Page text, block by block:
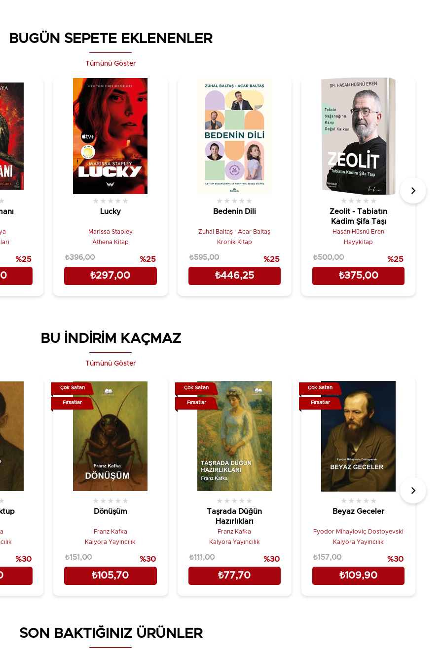
BUGÜN SEPETE EKLENENLER
%25
Lucky
★ ★ ★ ★ ★
Marissa Stapley
Athena Kitap
₺297,00
₺396,00 %25
Bedenin Dili
★ ★ ★ ★ ★
Zuhal Baltaş - Acar Baltaş
Kronik Kitap
₺446,25
₺595,00 %25
Zeolit - Tabiatın
Kadim Şifa Taşı
★ ★ ★ ★ ★
Hasan Hüsnü Eren
Hayykitap
₺375,00
₺500,00 %25
Tümünü Göster
BU İNDİRİM KAÇMAZ
%30
Dönüşüm
★ ★ ★ ★ ★
Franz Kafka
Kalyora Yayıncılık
₺105,70
₺151,00 %30
Çok Satan
Fırsatlar
Taşrada Düğün
Hazırlıkları
★ ★ ★ ★ ★
Franz Kafka
Kalyora Yayıncılık
₺77,70
₺111,00 %30
Çok Satan
Fırsatlar
Beyaz Geceler
★ ★ ★ ★ ★
Fyodor Mihayloviç Dostoyevski
Kalyora Yayıncılık
₺109,90
₺157,00 %30
Çok Satan
Fırsatlar
Tümünü Göster
SON BAKTIĞINIZ ÜRÜNLER